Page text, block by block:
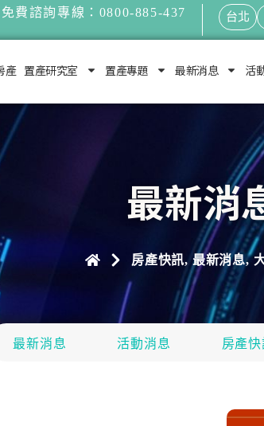
免費諮詢專線：0800-885-437 台北
產 置產研究室 置產專題 最新消息 活
最新消
房產快訊,最新消息,
最新消息 活動消息 房產